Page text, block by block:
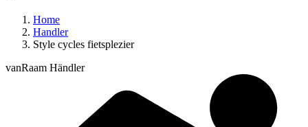
Home
Handler
Style cycles fietsplezier
vanRaam Händler